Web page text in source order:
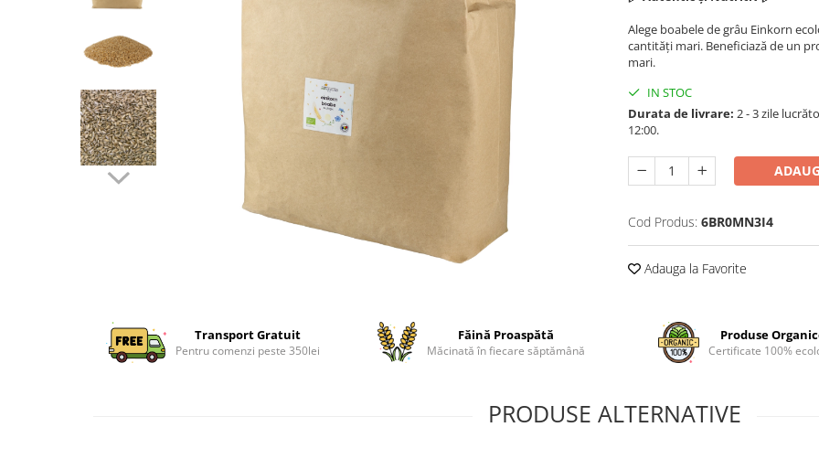
Alege boabele de grâu Einkorn
cantități mari. Beneficiază de un
mari.
IN STOC
Durata de livrare: 2 - 3 zile
12:00.
Cod Produs: 6BR0MN3I4
Adauga la Favorite
Transport Gratuit
Pentru comenzi peste 350lei
Făină Proaspătă
Măcinată în fiecare săptămână
Produse
Certificate 100%
PRODUSE ALTERNATIVE